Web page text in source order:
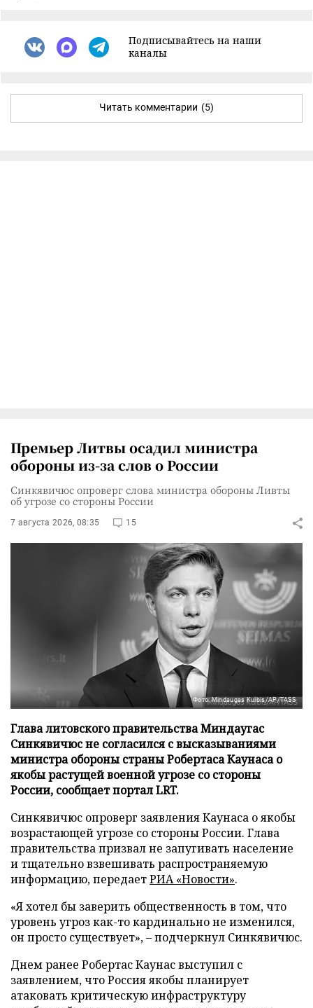
Подписывайтесь на наши
каналы
Читать комментарии (5)
Премьер Литвы осадил министра
обороны из-за слов о России
Синкявичюс опроверг слова министра обороны Ливты
об угрозе со стороны России
7 августа 2026, 08:35 15
Фото: Mindaugas Kulbis/AP/TASS
Глава литовского правительства Миндаугас
Синкявичюс не согласился с высказываниями
министра обороны страны Робертаса Каунаса о
якобы растущей военной угрозе со стороны
России, сообщает портал LRT.
Синкявичюс опроверг заявления Каунаса о якобы
возрастающей угрозе со стороны России. Глава
правительства призвал не запугивать население
и тщательно взвешивать распространяемую
информацию, передаетРИА «Новости».
«Я хотел бы заверить общественность в том, что
уровень угроз как-то кардинально не изменился,
он просто существует», – подчеркнул Синкявичюс.
Днем ранее Робертас Каунас выступил с
заявлением, что Россия якобы планирует
атаковать критическую инфраструктуру